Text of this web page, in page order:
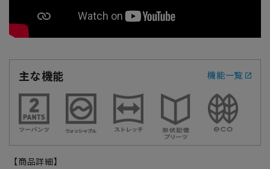
主な機能 機能一覧
【商品詳細】